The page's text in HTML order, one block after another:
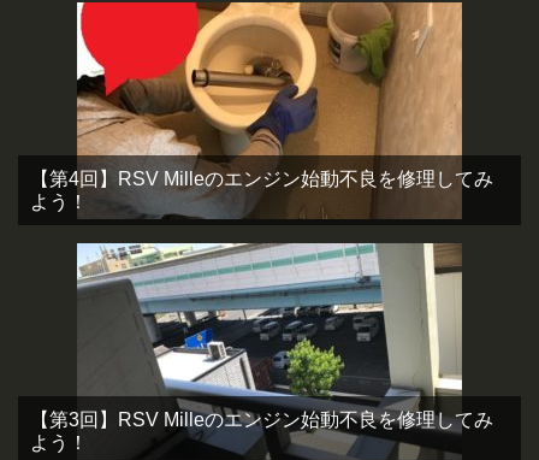
【第4回】RSV Milleのエンジン始動不良を修理してみ
よう！
【第3回】RSV Milleのエンジン始動不良を修理してみ
よう！